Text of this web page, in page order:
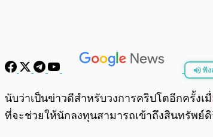
ฟั
พร้อมเล่น
นับว่าเป็นข่าวดีสำหรับวงการคริปโตอีกครั้งเ
ที่จะช่วยให้นักลงทุนสามารถเข้าถึงสินทรัพย์